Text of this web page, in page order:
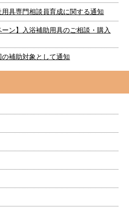
具専門相談員育成に関する通知
ーン】入浴補助用具のご相談・購入
補助対象として通知